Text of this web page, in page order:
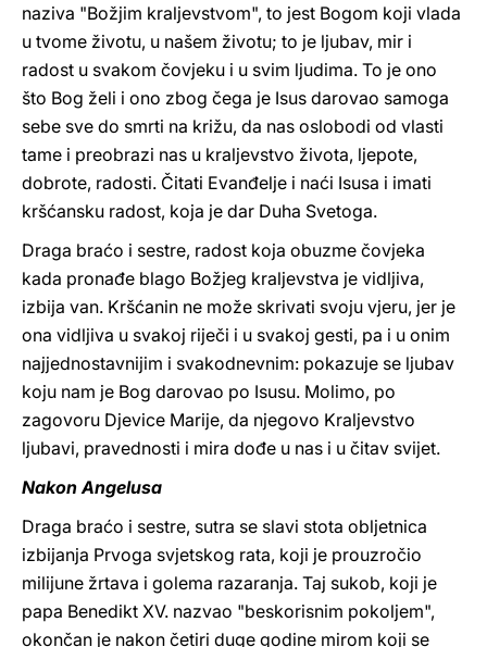
naziva "Božjim kraljevstvom", to jest Bogom koji vlada
u tvome životu, u našem životu; to je ljubav, mir i
radost u svakom čovjeku i u svim ljudima. To je ono
što Bog želi i ono zbog čega je Isus darovao samoga
sebe sve do smrti na križu, da nas oslobodi od vlasti
tame i preobrazi nas u kraljevstvo života, ljepote,
dobrote, radosti. Čitati Evanđelje i naći Isusa i imati
kršćansku radost, koja je dar Duha Svetoga.
Draga braćo i sestre, radost koja obuzme čovjeka
kada pronađe blago Božjeg kraljevstva je vidljiva,
izbija van. Kršćanin ne može skrivati svoju vjeru, jer je
ona vidljiva u svakoj riječi i u svakoj gesti, pa i u onim
najjednostavnijim i svakodnevnim: pokazuje se ljubav
koju nam je Bog darovao po Isusu. Molimo, po
zagovoru Djevice Marije, da njegovo Kraljevstvo
ljubavi, pravednosti i mira dođe u nas i u čitav svijet.
Nakon Angelusa
Draga braćo i sestre, sutra se slavi stota obljetnica
izbijanja Prvoga svjetskog rata, koji je prouzročio
milijune žrtava i golema razaranja. Taj sukob, koji je
papa Benedikt XV. nazvao "beskorisnim pokoljem",
okončan je nakon četiri duge godine mirom koji se